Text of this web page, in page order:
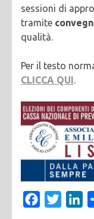
sessioni di
tramite
qualità.
Per il testo
CLICCA QUI.
FacebookTwitter